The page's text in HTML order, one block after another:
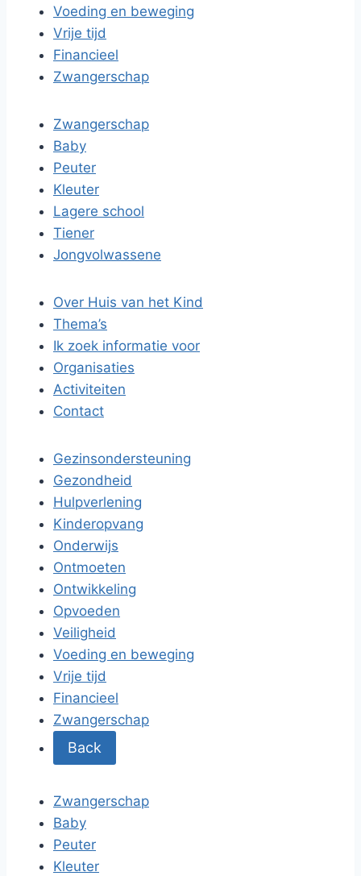
Voeding en beweging
Vrije tijd
Financieel
Zwangerschap
Zwangerschap
Baby
Peuter
Kleuter
Lagere school
Tiener
Jongvolwassene
Over Huis van het Kind
Thema’s
Ik zoek informatie voor
Organisaties
Activiteiten
Contact
Gezinsondersteuning
Gezondheid
Hulpverlening
Kinderopvang
Onderwijs
Ontmoeten
Ontwikkeling
Opvoeden
Veiligheid
Voeding en beweging
Vrije tijd
Financieel
Zwangerschap
Back
Zwangerschap
Baby
Peuter
Kleuter